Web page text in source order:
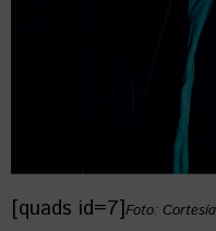
[quads id=7]Foto: